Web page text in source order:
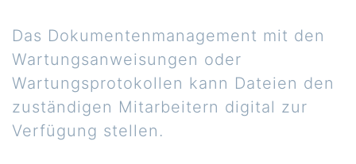
Das Dokumentenmanagement mit den
Wartungsanweisungen oder
Wartungsprotokollen kann Dateien den
zuständigen Mitarbeitern digital zur
Verfügung stellen.